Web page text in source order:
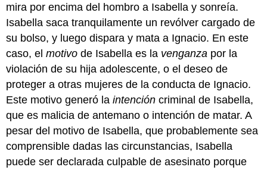
mira por encima del hombro a Isabella y sonreía.
Isabella saca tranquilamente un revólver cargado de
su bolso, y luego dispara y mata a Ignacio. En este
caso, elmotivo de Isabella es la venganza por la
violación de su hija adolescente, o el deseo de
proteger a otras mujeres de la conducta de Ignacio.
Este motivo generó laintención criminal de Isabella,
que es malicia de antemano o intención de matar. A
pesar del motivo de Isabella, que probablemente sea
comprensible dadas las circunstancias, Isabella
puede ser declarada culpable de asesinato porque